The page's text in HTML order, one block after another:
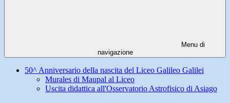
Menu di
navigazione
50^ Anniversario della nascita del Liceo Galileo Galilei
Murales di Maupal al Liceo
Uscita didattica all'Osservatorio Astrofisico di Asiago